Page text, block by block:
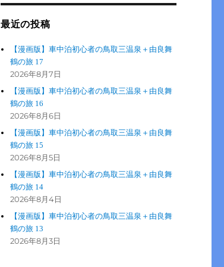
最近の投稿
【漫画版】車中泊初心者の鳥取三温泉＋由良舞
鶴の旅 17
2026年8月7日
【漫画版】車中泊初心者の鳥取三温泉＋由良舞
鶴の旅 16
2026年8月6日
【漫画版】車中泊初心者の鳥取三温泉＋由良舞
鶴の旅 15
2026年8月5日
【漫画版】車中泊初心者の鳥取三温泉＋由良舞
鶴の旅 14
2026年8月4日
【漫画版】車中泊初心者の鳥取三温泉＋由良舞
鶴の旅 13
2026年8月3日